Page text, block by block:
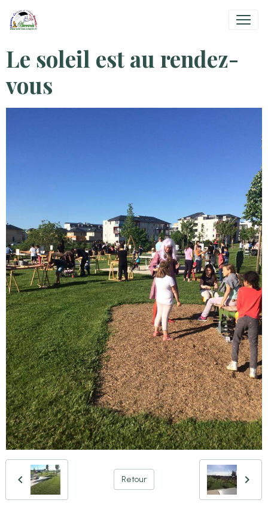
Le soleil est au rendez-
vous
Retour